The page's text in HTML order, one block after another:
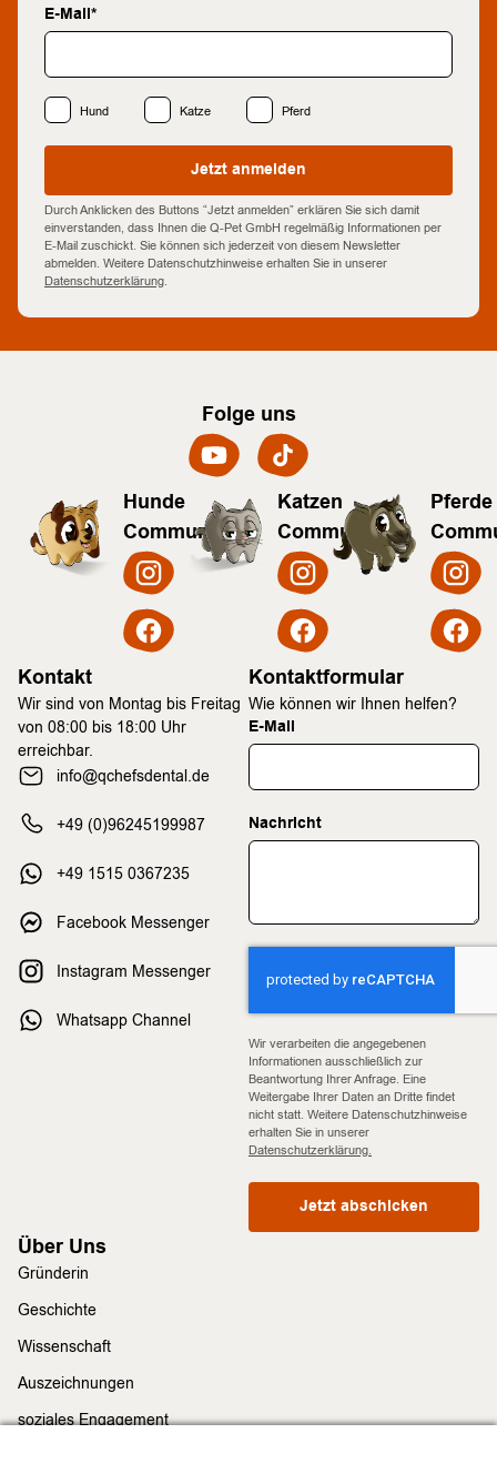
E-Mail*
Hund Katze Pferd
Jetzt anmelden
Durch Anklicken des Buttons “Jetzt anmelden” erklären Sie sich damit
einverstanden, dass Ihnen die Q-Pet GmbH regelmäßig Informationen per
E-Mail zuschickt. Sie können sich jederzeit von diesem Newsletter
abmelden. Weitere Datenschutzhinweise erhalten Sie in unserer
Datenschutzerklärung.
Folge uns
Hunde
Community
Katzen
Community
Pferde
Kontakt
Wir sind von Montag bis Freitag
von 08:00 bis 18:00 Uhr
erreichbar.
info@qchefsdental.de
+49 (0)96245199987
+49 1515 0367235
Facebook Messenger
Instagram Messenger
Whatsapp Channel
Kontaktformular
Wie können wir Ihnen helfen?
E-Mail
Nachricht
Wir verarbeiten die angegebenen
Informationen ausschließlich zur
Beantwortung Ihrer Anfrage. Eine
Weitergabe Ihrer Daten an Dritte findet
nicht statt. Weitere Datenschutzhinweise
erhalten Sie in unserer
Datenschutzerklärung.
Jetzt abschicken
Über Uns
Gründerin
Geschichte
Wissenschaft
Auszeichnungen
soziales Engagement